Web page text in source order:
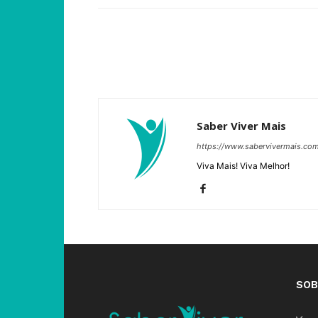
Saber Viver Mais
https://www.sabervivermais.com
Viva Mais! Viva Melhor!